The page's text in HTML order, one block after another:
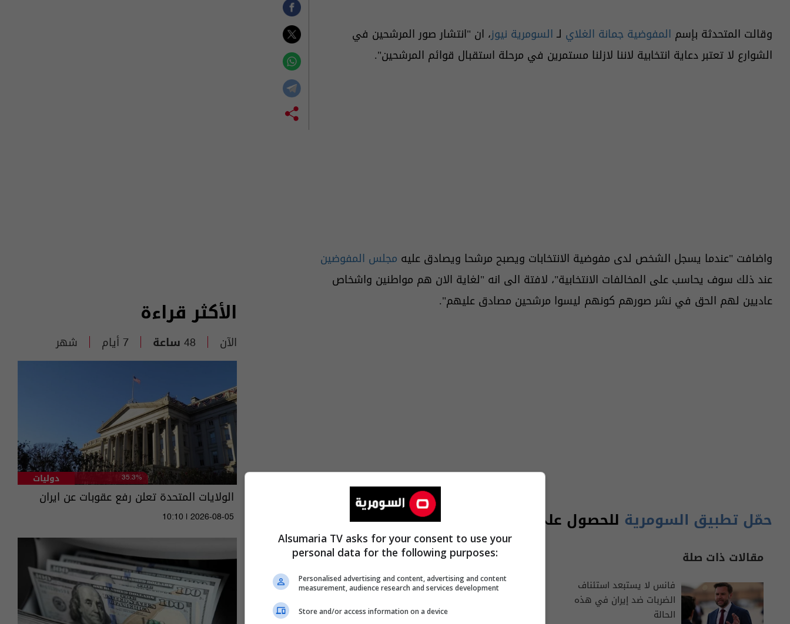
وقالت المتحدثة بإسم المفوضية جمانة الغلاي لـ السومرية نيوز، ان "انتشار صور المرشحين في
الشوارع لا تعتبر دعاية انتخابية لاننا لازلنا مستمرين في مرحلة استقبال قوائم المرشحين".
واضافت "عندما يسجل الشخص لدى مفوضية الانتخابات ويصبح مرشحا ويصادق عليه مجلس المفوضين
عند ذلك سوف يحاسب على المخالفات الانتخابية"، لافتة الى انه "لغاية الان هم مواطنين واشخاص
عاديين لهم الحق في نشر صورهم كونهم ليسوا مرشحين مصادق عليهم".
حمّل تطبيق السومرية للحصول على آخر الأخبار والتغطيات الخاصة
مقالات ذات صلة
فانس لا يستبعد استئناف
الضربات ضد إيران في هذه
الحالة
المفوضية تردّ الإخبار المقدم ضد
أهليته لانتخابات النواب
الأكثر قراءة
الآن 48 ساعة 7 أيام شهر
دوليات 35.3%
الولايات المتحدة تعلن رفع عقوبات عن ايران
10:10 | 2026-08-05
Alsumaria TV asks for your consent to use your
personal data for the following purposes:
Personalised advertising and content, advertising and content
measurement, audience research and services development
Store and/or access information on a device